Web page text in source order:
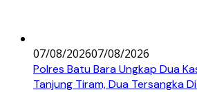
07/08/202607/08/2026
Polres Batu Bara Ungkap Dua
Tanjung Tiram, Dua Tersangka